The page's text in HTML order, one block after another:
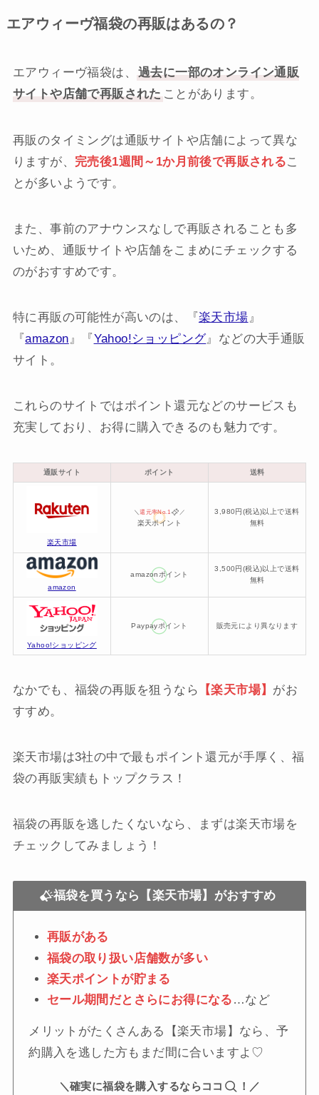
エアウィーヴ福袋の再販はあるの？
エアウィーヴ福袋は、
過去に一部のオンライン通販
サイトや店舗で再販された ことがあります。
再販のタイミングは通販サイトや店舗によって異な
りますが、 完売後1週間～1か月前後で再販されるこ
とが多いようです。
また、事前のアナウンスなしで再販されることも多
いため、通販サイトや店舗をこまめにチェックする
のがおすすめです。
特に再販の可能性が高いのは、『楽天市場 』
『amazon 』『Yahoo!ショッピング』などの大手通販
サイト。
これらのサイトではポイント還元などのサービスも
充実しており、お得に購入できるのも魅力です。
通販サイト ポイント 送料
楽天市場
＼還元率No.1 ／
楽天ポイント
3,980円(税込)以上で送料
無料
amazon
amazonポイント
3,500円(税込)以上で送料
無料
Yahoo!ショッピング
Paypayポイント 販売元により異なります
なかでも、福袋の再販を狙うなら 【楽天市場】 がお
すすめ。
楽天市場は3社の中で最もポイント還元が手厚く、福
袋の再販実績もトップクラス！
福袋の再販を逃したくないなら、まずは楽天市場を
チェックしてみましょう！
福袋を買うなら【楽天市場】がおすすめ
再販がある
福袋の取り扱い店舗数が多い
楽天ポイントが貯まる
セール期間だとさらにお得になる …など
メリットがたくさんある【楽天市場】なら、予
約購入を逃した方もまだ間に合いますよ♡
＼確実に福袋を購入するならココ ！／